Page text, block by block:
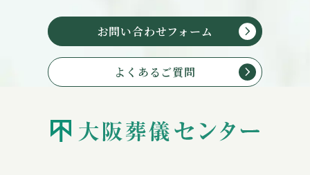
お問い合わせフォーム
よくあるご質問